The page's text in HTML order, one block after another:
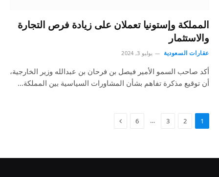
المملكة وإستونيا تعملان على زيادة فرص التجارة
والاستثمار
عقارات السعودية يوليو 3, 2024
أكد صاحب السمو الأمير فيصل بن فرحان بن عبدالله وزير الخارجية،
أن توقيع مذكرة تفاهم بشأن المشاورات السياسية بين المملكة…
1
2
3
…
6